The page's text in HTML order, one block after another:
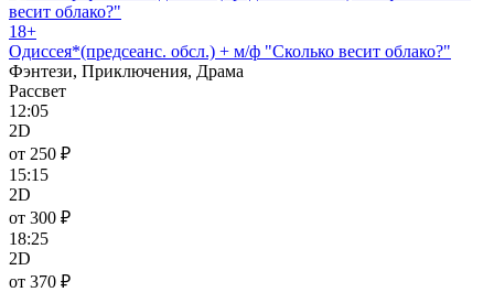
18+
Одиссея*(предсеанс. обсл.) + м/ф "Сколько весит облако?"
Фэнтези, Приключения, Драма
Рассвет
12:05
2D
от 250 ₽
15:15
2D
от 300 ₽
18:25
2D
от 370 ₽